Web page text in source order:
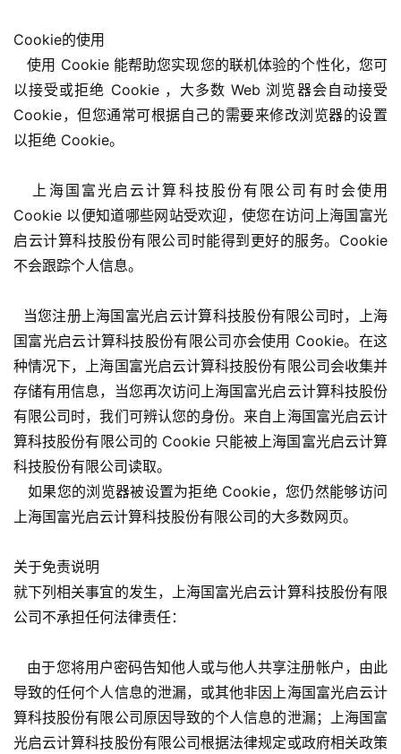
机
游
戏
单
戏
休
闲
戏
2
0
2
5
第
十
三
届
茶
奖
7
月
3
Cookie的使用
使用 Cookie 能帮助您实现您的联机体验的个性化，您可
以接受或拒绝 Cookie ，大多数 Web 浏览器会自动接受
Cookie，但您通常可根据自己的需要来修改浏览器的设置
以拒绝 Cookie。
上海国富光启云计算科技股份有限公司有时会使用
Cookie 以便知道哪些网站受欢迎，使您在访问上海国富光
启云计算科技股份有限公司时能得到更好的服务。Cookie
不会跟踪个人信息。
当您注册上海国富光启云计算科技股份有限公司时，上海
国富光启云计算科技股份有限公司亦会使用 Cookie。在这
种情况下，上海国富光启云计算科技股份有限公司会收集并
存储有用信息，当您再次访问上海国富光启云计算科技股份
有限公司时，我们可辨认您的身份。来自上海国富光启云计
算科技股份有限公司的 Cookie 只能被上海国富光启云计算
科技股份有限公司读取。
如果您的浏览器被设置为拒绝 Cookie，您仍然能够访问
上海国富光启云计算科技股份有限公司的大多数网页。
关于免责说明
就下列相关事宜的发生，上海国富光启云计算科技股份有限
公司不承担任何法律责任：
由于您将用户密码告知他人或与他人共享注册帐户，由此
导致的任何个人信息的泄漏，或其他非因上海国富光启云计
算科技股份有限公司原因导致的个人信息的泄漏；上海国富
光启云计算科技股份有限公司根据法律规定或政府相关政策